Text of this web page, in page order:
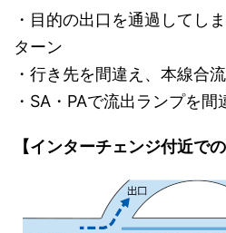
・目的の出口を通過してし
ターン
・行き先を間違え、本線合
・SA・PAで流出ランプを間
【インターチェンジ付近で